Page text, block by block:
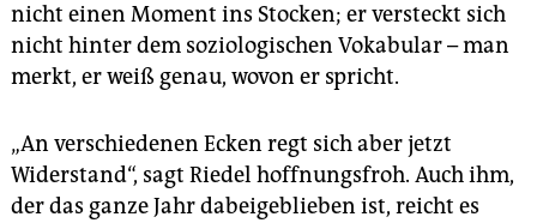
nicht einen Moment ins Stocken; er versteckt sich
nicht hinter dem soziologischen Vokabular – man
merkt, er weiß genau, wovon er spricht.
„An verschiedenen Ecken regt sich aber jetzt
Widerstand“, sagt Riedel hoffnungsfroh. Auch ihm,
der das ganze Jahr dabeigeblieben ist, reicht es